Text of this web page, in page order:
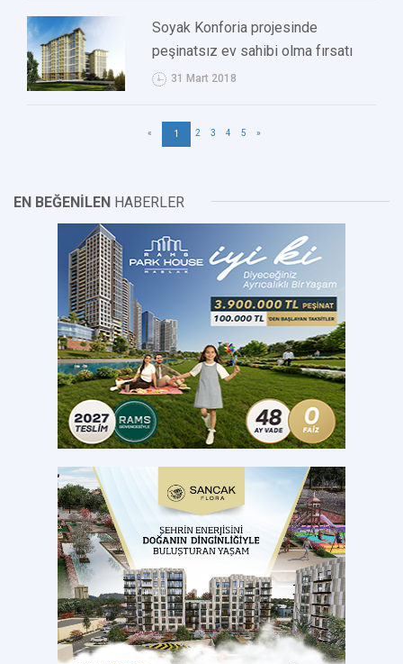
Soyak Konforia projesinde
peşinatsız ev sahibi olma fırsatı
31 Mart 2018
« 1 2 3 4 5 »
EN BEĞENİLEN HABERLER